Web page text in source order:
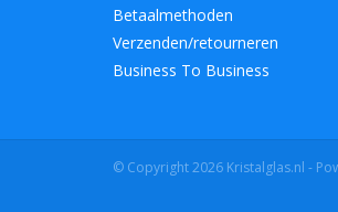
Betaalmethoden
Verzenden/retourneren
Business To Business
© Copyright 2026 Kristalglas.nl -